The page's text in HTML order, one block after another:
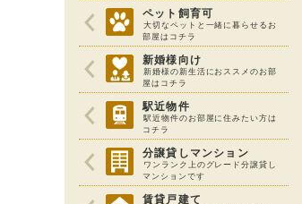
ペット飼育可
大切なペットと一緒に暮らせるお
部屋はコチラ
新婚様向け
新婚様の新生活におススメのお部
屋はコチラ
駅近物件
駅近物件のお部屋に住みたい方は
コチラ
分譲貸しマンション
ワンランク上のグレード分譲貸し
マンションです
賃貸戸建て